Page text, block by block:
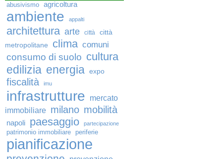
abusivismo agricoltura
ambiente appalti
architettura arte città
città
metropolitane
clima comuni
consumo di suolo cultura
edilizia energia expo
fiscalità imu
infrastrutture
mercato
immobiliare milano mobilità
napoli paesaggio partecipazione
patrimonio immobiliare periferie
pianificazione